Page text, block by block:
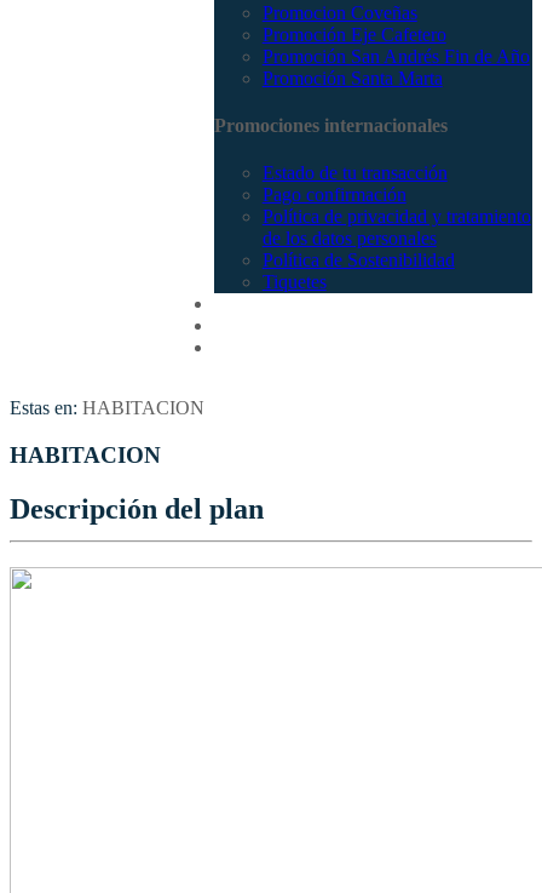
Promocion Coveñas
Promoción Eje Cafetero
Promoción San Andrés Fin de Año
Promoción Santa Marta
Promociones internacionales
Estado de tu transacción
Pago confirmación
Política de privacidad y tratamiento
de los datos personales
Política de Sostenibilidad
Tiquetes
Estas en: HABITACION
HABITACION
Descripción del plan